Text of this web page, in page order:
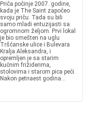
Priča počinje 2007. godine,
kada je The Saint započeo
svoju priču. Tada su bili
samo mladi entuzijasti sa
ogromnom željom. Prvi lokal
je bio smešten na uglu
Tršćanske ulice i Bulevara
Kralja Aleksandra, i
opremljen je sa starim
kućnim frižiderima,
stolovima i starom pica peći.
Nakon petnaest godina...